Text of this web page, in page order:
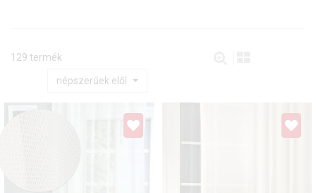
129 termék
népszerűek elől